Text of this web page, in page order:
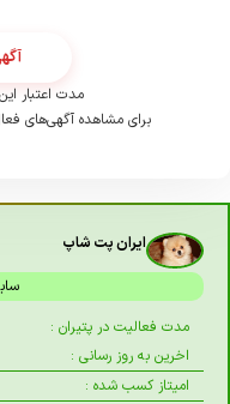
مدت اعتبار
برای مشاهده آگهی‌های
ایران پت شاپ
مدت فعالیت در پتیران :
اخرین به روز رسانی :
امیتاز کسب شده :